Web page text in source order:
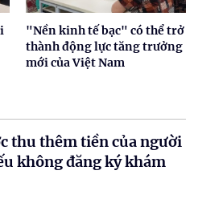
"Nền kinh tế bạc" có thể trở
thành động lực tăng trưởng
mới của Việt Nam
thu thêm tiền của người
không đăng ký khám